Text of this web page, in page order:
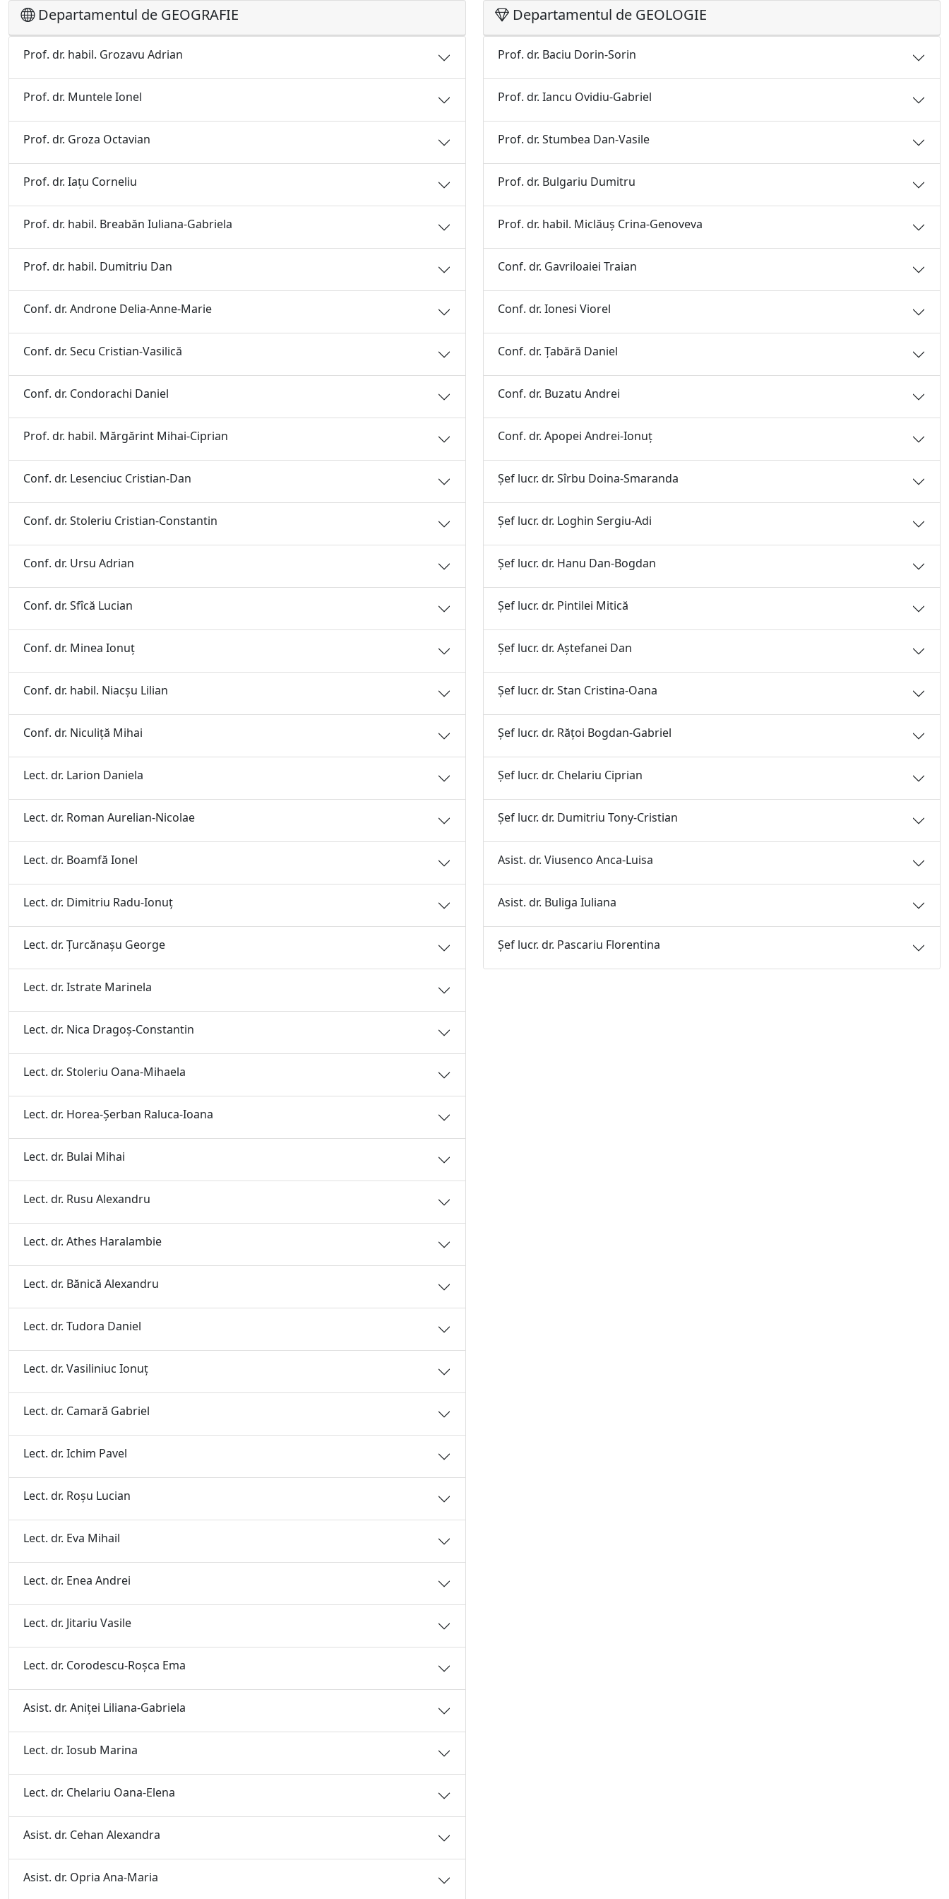
Departamentul de GEOGRAFIE
Prof. dr. habil. Grozavu Adrian
Prof. dr. Muntele Ionel
Prof. dr. Groza Octavian
Prof. dr. Iaţu Corneliu
Prof. dr. habil. Breabăn Iuliana-Gabriela
Prof. dr. habil. Dumitriu Dan
Conf. dr. Androne Delia-Anne-Marie
Conf. dr. Secu Cristian-Vasilică
Conf. dr. Condorachi Daniel
Prof. dr. habil. Mărgărint Mihai-Ciprian
Conf. dr. Lesenciuc Cristian-Dan
Conf. dr. Stoleriu Cristian-Constantin
Conf. dr. Ursu Adrian
Conf. dr. Sfîcă Lucian
Conf. dr. Minea Ionuţ
Conf. dr. habil. Niacşu Lilian
Conf. dr. Niculiţă Mihai
Lect. dr. Larion Daniela
Lect. dr. Roman Aurelian-Nicolae
Lect. dr. Boamfă Ionel
Lect. dr. Dimitriu Radu-Ionuţ
Lect. dr. Ţurcănaşu George
Lect. dr. Istrate Marinela
Lect. dr. Nica Dragoş-Constantin
Lect. dr. Stoleriu Oana-Mihaela
Lect. dr. Horea-Şerban Raluca-Ioana
Lect. dr. Bulai Mihai
Lect. dr. Rusu Alexandru
Lect. dr. Athes Haralambie
Lect. dr. Bănică Alexandru
Lect. dr. Tudora Daniel
Lect. dr. Vasiliniuc Ionuţ
Lect. dr. Camară Gabriel
Lect. dr. Ichim Pavel
Lect. dr. Roşu Lucian
Lect. dr. Eva Mihail
Lect. dr. Enea Andrei
Lect. dr. Jitariu Vasile
Lect. dr. Corodescu-Roşca Ema
Asist. dr. Aniţei Liliana-Gabriela
Lect. dr. Iosub Marina
Lect. dr. Chelariu Oana-Elena
Asist. dr. Cehan Alexandra
Asist. dr. Opria Ana-Maria
Departamentul de GEOLOGIE
Prof. dr. Baciu Dorin-Sorin
Prof. dr. Iancu Ovidiu-Gabriel
Prof. dr. Stumbea Dan-Vasile
Prof. dr. Bulgariu Dumitru
Prof. dr. habil. Miclăuş Crina-Genoveva
Conf. dr. Gavriloaiei Traian
Conf. dr. Ionesi Viorel
Conf. dr. Ţabără Daniel
Conf. dr. Buzatu Andrei
Conf. dr. Apopei Andrei-Ionuţ
Şef lucr. dr. Sîrbu Doina-Smaranda
Şef lucr. dr. Loghin Sergiu-Adi
Şef lucr. dr. Hanu Dan-Bogdan
Şef lucr. dr. Pintilei Mitică
Şef lucr. dr. Aştefanei Dan
Şef lucr. dr. Stan Cristina-Oana
Şef lucr. dr. Răţoi Bogdan-Gabriel
Şef lucr. dr. Chelariu Ciprian
Şef lucr. dr. Dumitriu Tony-Cristian
Asist. dr. Viusenco Anca-Luisa
Asist. dr. Buliga Iuliana
Şef lucr. dr. Pascariu Florentina